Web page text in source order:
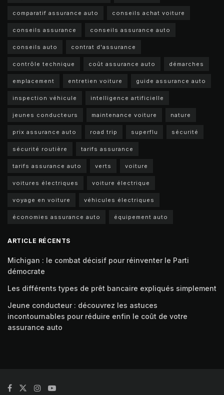
comparatif assurance auto conseils achat voiture
conseils assurance conseils assurance auto
conseils auto contrat d'assurance
contrôle technique coût assurance auto démarches
emplacement entretien voiture guide assurance auto
inspection véhicule intelligence artificielle
jeunes conducteurs maintenance voiture nature
prix assurance auto road trip superflu sécurité
sécurité routière tarifs assurance
tarifs assurance auto verts voiture
voitures électriques voiture électrique
voyage en voiture véhicules électriques
économies assurance auto équipement auto
ARTICLE RÉCENTS
Michigan : le combat décisif pour réinventer le Parti
démocrate
Les différents types de prêt bancaire expliqués simplement
Jeune conducteur : découvrez les astuces
incontournables pour réduire enfin le coût de votre
assurance auto